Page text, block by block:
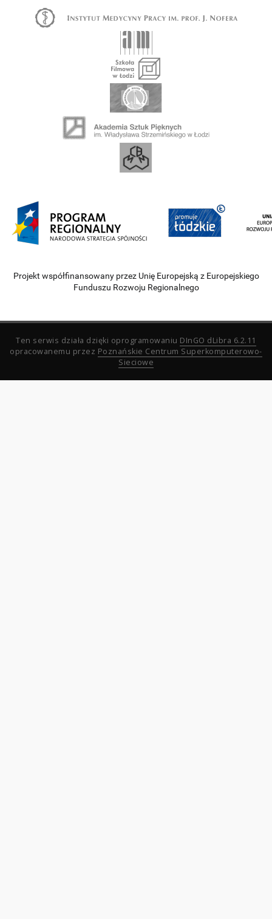
Projekt współfinansowany przez Unię Europejską z Europejskiego
Funduszu Rozwoju Regionalnego
Ten serwis działa dzięki oprogramowaniu DInGO dLibra 6.2.11
opracowanemu przez Poznańskie Centrum Superkomputerowo-
Sieciowe